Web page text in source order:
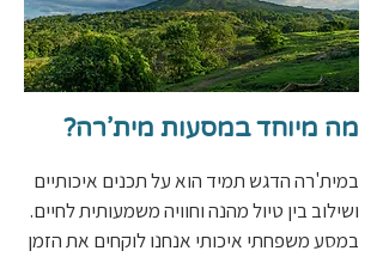
מה מיוחד במסעות מית'רה?
במית'רה הדגש תמיד הוא על תכנים איכותיים
ושילוב בין טיול מהנה וחוויה משמעותית לחיים.
במסע משפחתי איכותי אנחנו לוקחים את הזמן